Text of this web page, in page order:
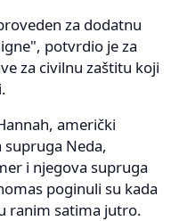
za dodatnu
potvrdio je za
za civilnu zaštitu koji
američki
Neda,
i njegova supruga
poginuli su kada
ranim satima jutro.